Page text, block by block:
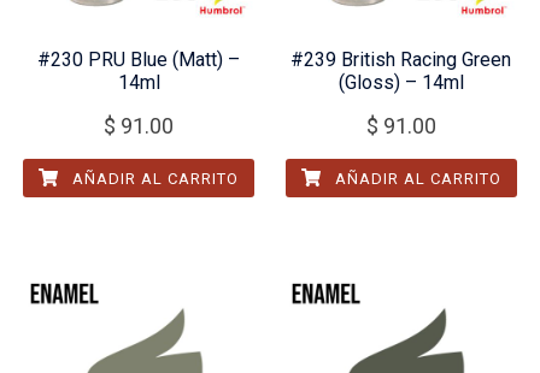
#230 PRU Blue (Matt) –
14ml
$ 91.00
AÑADIR AL CARRITO
#239 British Racing Green
(Gloss) – 14ml
$ 91.00
AÑADIR AL CARRITO